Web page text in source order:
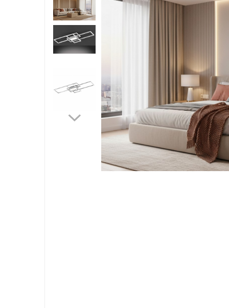
Accesorii iluminat
Lampadare și Veioze LED
Sina Magnetica Slim
Iluminat exterior